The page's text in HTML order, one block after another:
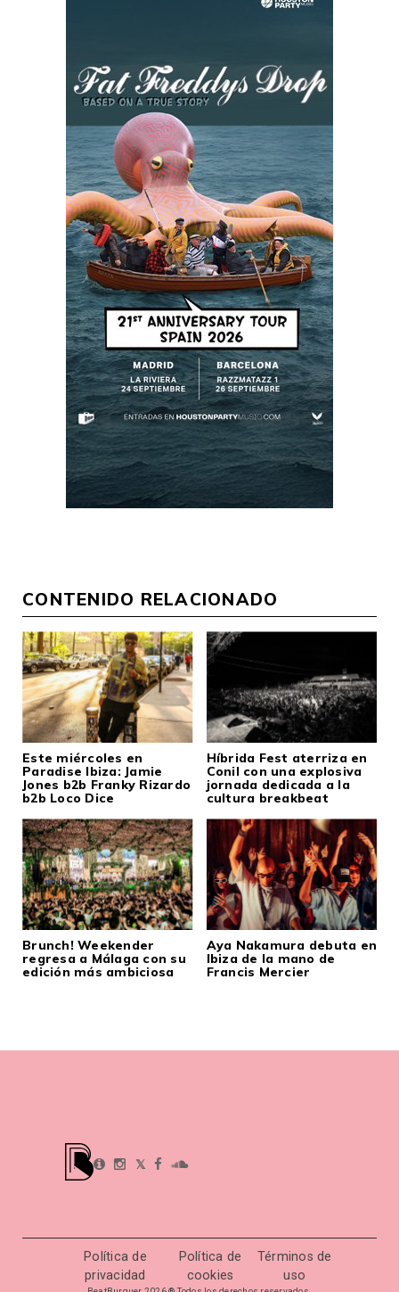
CONTENIDO RELACIONADO
Este miércoles en
Paradise Ibiza: Jamie
Jones b2b Franky Rizardo
b2b Loco Dice
Híbrida Fest aterriza en
Conil con una explosiva
jornada dedicada a la
cultura breakbeat
Brunch! Weekender
regresa a Málaga con su
edición más ambiciosa
Aya Nakamura debuta en
Ibiza de la mano de
Francis Mercier
𝕏
Política de
privacidad
Política de
cookies
Términos de
uso
BeatBurguer 2026 ® Todos los derechos reservados.